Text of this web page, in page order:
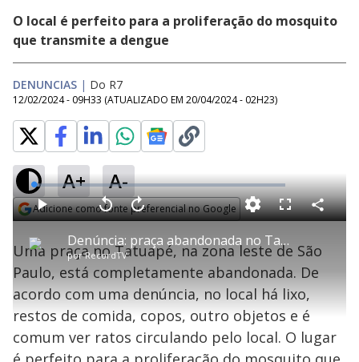
O local é perfeito para a proliferação do mosquito
que transmite a dengue
DENUNCIAS | Do R7
12/02/2024 - 09H33 (ATUALIZADO EM 20/04/2024 - 02H23)
A+ A-
Adicione como fonte preferencial no Google
P
l
a
Denúncia: praça abandonada no Tatuapé tem lixo, restos de comida e ratos circulando pelo local
porRecordTV
P V
t
a
r
0
e
g
n
d
s
A
n
ç
a
r
1
s
e
n
o
L
o
a
d
e
:
2
.
3
7
%
F
l
s
c
e
n
C
o
a
r
i
l
Uma praça no Tatuapé, na zona leste de São
Paulo, está completamente abandonada. De
acordo com uma denúncia, no local há lixo,
restos de comida, copos, outro objetos e é
comum ver ratos circulando pelo local. O lugar